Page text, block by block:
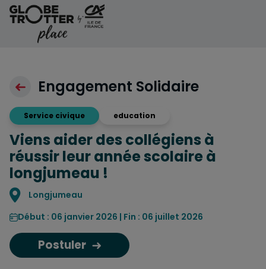
Aller au contenu
Engagement Solidaire
Service civique education
Viens aider des collégiens à
réussir leur année scolaire à
longjumeau !
Localisation
Longjumeau
Début : 06 janvier 2026 | Fin : 06 juillet 2026
Postuler